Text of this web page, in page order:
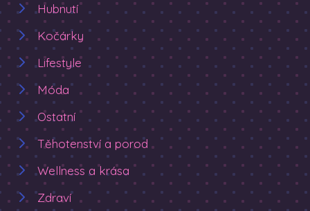
Hubnutí
Kočárky
Lifestyle
Móda
Ostatní
Těhotenství a porod
Wellness a krása
Zdraví